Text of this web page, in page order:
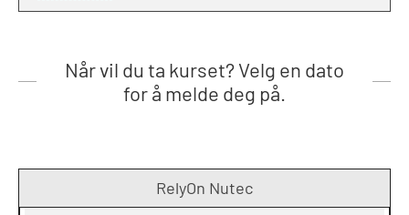
Når vil du ta kurset? Velg en dato
for å melde deg på.
RelyOn Nutec